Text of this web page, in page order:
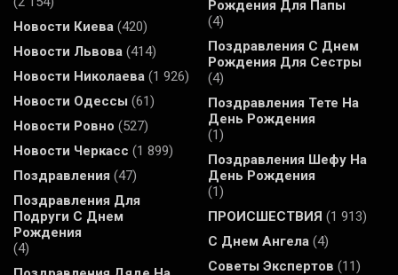
Новости Киева (420)
Новости Львова (414)
Новости Николаева (1 926)
Новости Одессы (61)
Новости Ровно (527)
Новости Черкасс (1 899)
Поздравления (47)
Поздравления Для
Подруги С Днем
Рождения
(4)
Рождения Для Папы
(4)
Поздравления С Днем
Рождения Для Сестры
(4)
Поздравления Тете На
День Рождения
(1)
Поздравления Шефу На
День Рождения
(1)
ПРОИСШЕСТВИЯ (1 913)
С Днем Ангела (4)
Советы Экспертов (11)